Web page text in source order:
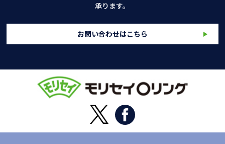
承ります。
お問い合わせはこちら